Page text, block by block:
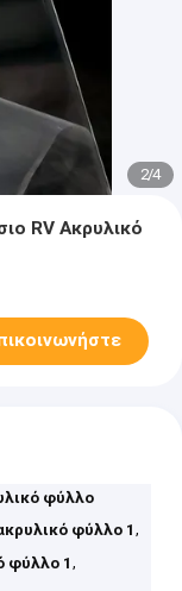
2/4
RV Ακρυλικό
φύλλο
φύλλο 1,
φύλλο 1,